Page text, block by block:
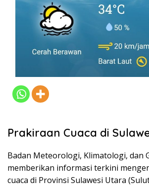
Prakiraan Cuaca di
Badan Meteorologi, Klimatologi, dan
memberikan informasi terkini
cuaca di Provinsi Sulawesi Utara